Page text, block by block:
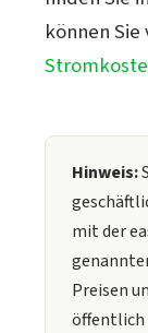
können
Hinweis:
mit der
Preisen
öffentlich